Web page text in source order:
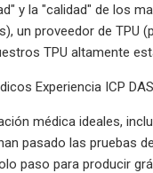
y la "calidad" de los
un proveedor de
TPU altamente
Experiencia ICP
médica ideales,
pasado las pruebas
paso para producir